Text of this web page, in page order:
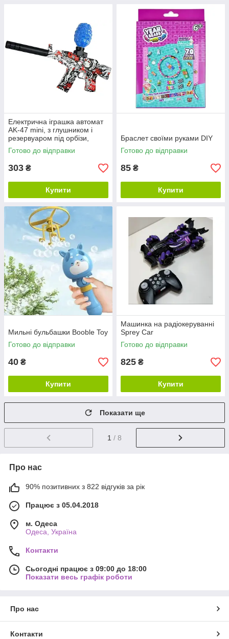
Електрична іграшка автомат
AK-47 mini, з глушником і
резервуаром під орбізи,
червоний (-350)
Готово до відправки
303 ₴
Купити
Браслет своїми руками DIY
Готово до відправки
85 ₴
Купити
Мильні бульбашки Booble Toy
Готово до відправки
40 ₴
Купити
Машинка на радіокеруванні
Sprey Car
Готово до відправки
825 ₴
Купити
Показати ще
1 / 8
Про нас
90% позитивних з 822 відгуків за рік
Працює з 05.04.2018
м. Одеса
Одеса, Україна
Контакти
Сьогодні працює з 09:00 до 18:00
Показати весь графік роботи
Про нас
Контакти